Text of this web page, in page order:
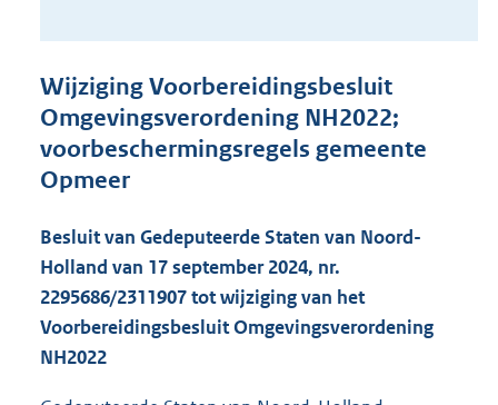
Wijziging Voorbereidingsbesluit
Omgevingsverordening NH2022;
voorbeschermingsregels gemeente
Opmeer
Besluit van Gedeputeerde Staten van Noord-
Holland van 17 september 2024, nr.
2295686/2311907 tot wijziging van het
Voorbereidingsbesluit Omgevingsverordening
NH2022